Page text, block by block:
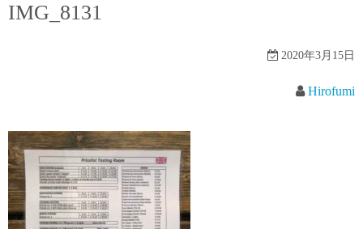
IMG_8131
2020年3月15日
Hirofumi